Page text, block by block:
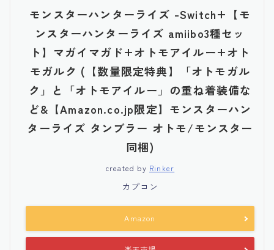
モンスターハンターライズ -Switch+【モ
ンスターハンターライズ amiibo3種セッ
ト】マガイマガド+オトモアイルー+オト
モガルク (【数量限定特典】「オトモガル
ク」と「オトモアイルー」の重ね着装備な
ど&【Amazon.co.jp限定】モンスターハン
ターライズ タンブラー オトモ/モンスター
同梱)
created by Rinker
カプコン
Amazon